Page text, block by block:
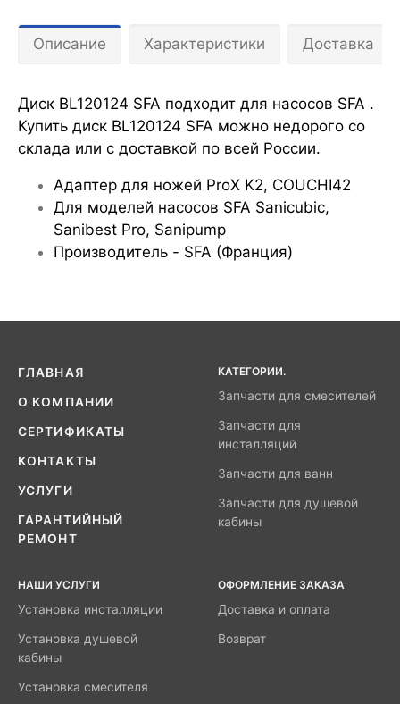
Описание Характеристики Доставка
Диск BL120124 SFA подходит для насосов SFA .
Купить диск BL120124 SFA можно недорого со
склада или с доставкой по всей России.
Адаптер для ножей ProX K2, COUCHI42
Для моделей насосов SFA Sanicubic,
Sanibest Pro, Sanipump
Производитель - SFA (Франция)
ГЛАВНАЯ
О КОМПАНИИ
СЕРТИФИКАТЫ
КОНТАКТЫ
УСЛУГИ
ГАРАНТИЙНЫЙ
РЕМОНТ
КАТЕГОРИИ.
Запчасти для смесителей
Запчасти для
инсталляций
Запчасти для ванн
Запчасти для душевой
кабины
НАШИ УСЛУГИ
Установка инсталляции
Установка душевой
кабины
Установка смесителя
ОФОРМЛЕНИЕ ЗАКАЗА
Доставка и оплата
Возврат